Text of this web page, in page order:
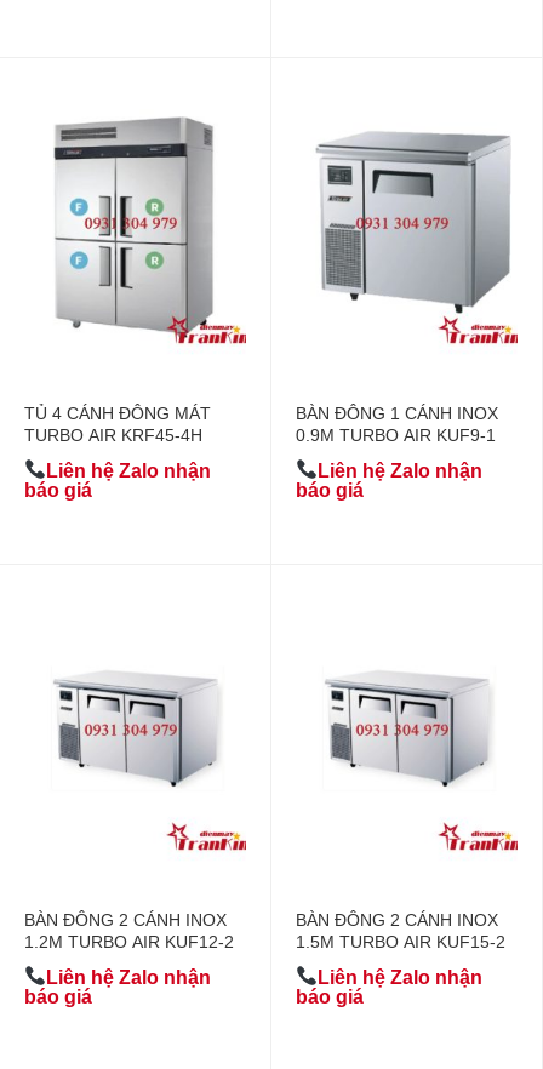
TỦ 4 CÁNH ĐÔNG MÁT
TURBO AIR KRF45-4H
Liên hệ Zalo nhận
báo giá
BÀN ĐÔNG 1 CÁNH INOX
0.9M TURBO AIR KUF9-1
Liên hệ Zalo nhận
báo giá
BÀN ĐÔNG 2 CÁNH INOX
1.2M TURBO AIR KUF12-2
Liên hệ Zalo nhận
báo giá
BÀN ĐÔNG 2 CÁNH INOX
1.5M TURBO AIR KUF15-2
Liên hệ Zalo nhận
báo giá